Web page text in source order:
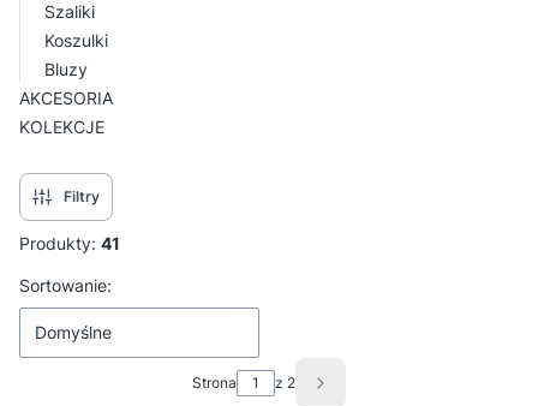
Szaliki
Koszulki
Bluzy
AKCESORIA
KOLEKCJE
Filtry
Produkty: 41
Lista produktów
Sortowanie:
Domyślne
Strona z 2 Następne produkty